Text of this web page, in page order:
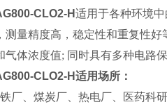
CLO2-H适用于各种环境中
量精度高，稳定性和重复性
气体浓度值; 同时具有多种电路
CLO2-H适用场所：
厂、煤炭厂、热电厂、医药科